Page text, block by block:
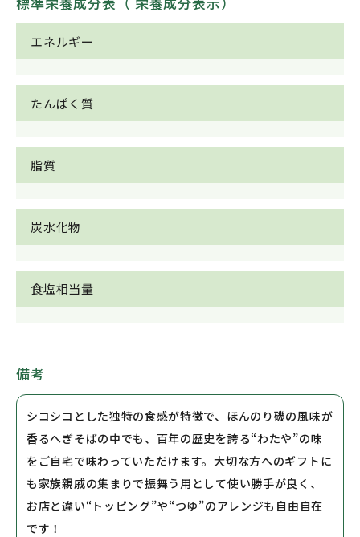
エネルギー
たんぱく質
脂質
炭水化物
食塩相当量
備考
シコシコとした独特の食感が特徴で、ほんのり磯の風味が
香るへぎそばの中でも、百年の歴史を誇る“わたや”の味
をご自宅で味わっていただけます。大切な方へのギフトに
も家族親戚の集まりで振舞う用として使い勝手が良く、
お店と違い“トッピング”や“つゆ”のアレンジも自由自在
です！